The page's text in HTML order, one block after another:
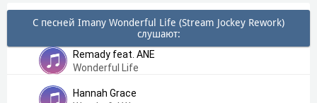
С песней Imany Wonderful Life (Stream Jockey Rework)
слушают:
Remady feat. ANE
Wonderful Life
Hannah Grace